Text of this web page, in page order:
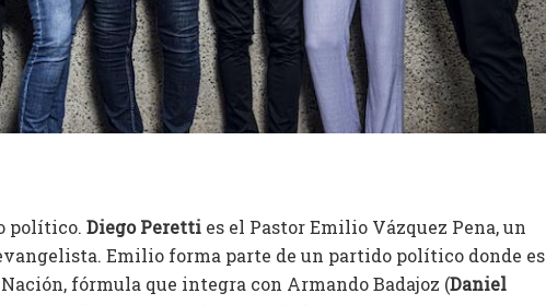
político. Diego Peretti es el Pastor Emilio Vázquez Pena, un
Emilio forma parte de un partido político donde es
fórmula que integra con Armando Badajoz (Daniel